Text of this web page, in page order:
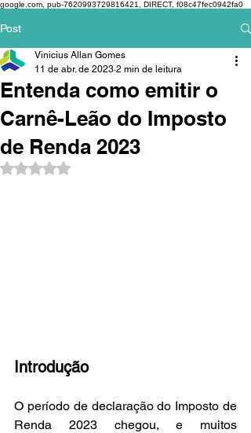
google.com, pub-7620993729816421, DIRECT, f08c47fec0942fa0
Post
Entenda como emitir o
Carnê-Leão do Imposto
de Renda 2023
Vinicius Allan Gomes
11 de abr. de 2023 2 min de leitura
Avaliado com NaN de 5 estrelas.
Introdução
O período de declaração do Imposto de
Renda 2023 chegou, e muitos